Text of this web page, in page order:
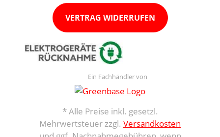
VERTRAG WIDERRUFEN
Ein Fachhändler von
* Alle Preise inkl. gesetzl.
Mehrwertsteuer zzgl. Versandkosten